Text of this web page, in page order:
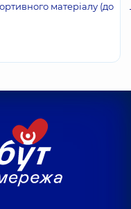
матеріалу (до